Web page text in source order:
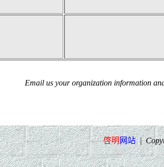
Email us your organization information
啓明网站|